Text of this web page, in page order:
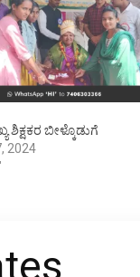
ಶಿಕ್ಷಕರ ಬೀಳ್ಕೊಡುಗೆ
2024